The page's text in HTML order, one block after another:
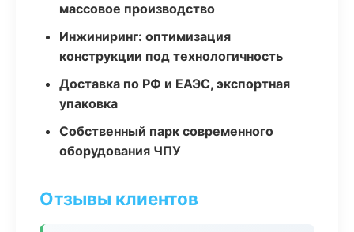
массовое производство
Инжиниринг: оптимизация
конструкции под технологичность
Доставка по РФ и ЕАЭС, экспортная
упаковка
Собственный парк современного
оборудования ЧПУ
Отзывы клиентов